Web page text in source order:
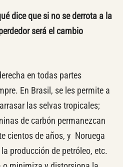
dice que si no se derrota a la
será el cambio
en todas partes
En Brasil, se les permite a
las selvas tropicales;
de carbón permanezcan
cientos de años, y Noruega
producción de petróleo, etc.